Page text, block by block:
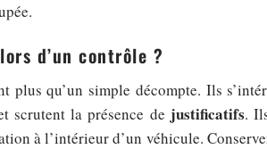
d’un contrôle ?
plus qu’un simple décompte. Ils
scrutent la présence de justificatifs.
à l’intérieur d’un véhicule.